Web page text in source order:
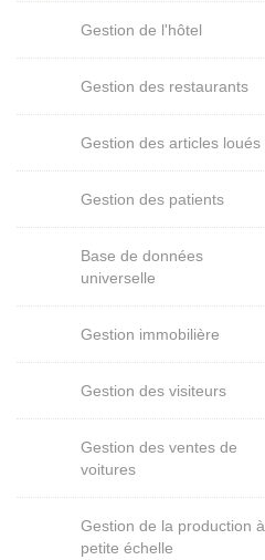
Gestion de l'hôtel
Gestion des restaurants
Gestion des articles loués
Gestion des patients
Base de données
universelle
Gestion immobilière
Gestion des visiteurs
Gestion des ventes de
voitures
Gestion de la production à
petite échelle